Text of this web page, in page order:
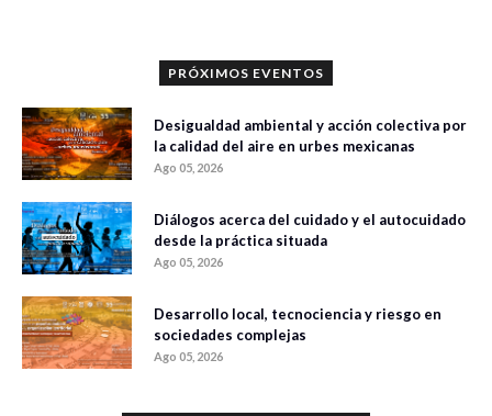
PRÓXIMOS EVENTOS
Desigualdad ambiental y acción colectiva por
la calidad del aire en urbes mexicanas
Ago 05, 2026
Diálogos acerca del cuidado y el autocuidado
desde la práctica situada
Ago 05, 2026
Desarrollo local, tecnociencia y riesgo en
sociedades complejas
Ago 05, 2026